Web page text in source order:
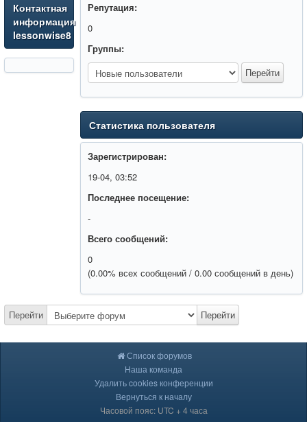
Контактная
информация
lessonwise8
Репутация:
0
Группы:
Статистика пользователя
Зарегистрирован:
19-04, 03:52
Последнее посещение:
-
Всего сообщений:
0
(0.00% всех сообщений / 0.00 сообщений в день)
Перейти Перейти
Список форумов
Наша команда
Удалить cookies конференции
Вернуться к началу
Часовой пояс: UTC + 4 часа